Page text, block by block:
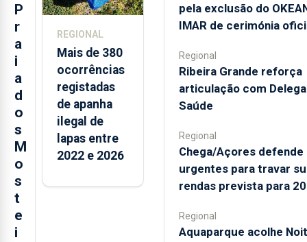
P
r
a
i
a
d
o
s
M
o
s
t
e
i
REGIONAL
Mais de 380
ocorrências
registadas
de apanha
ilegal de
lapas entre
2022 e 2026
pela exclusão do
IMAR de cerimónia
Regional
Ribeira Grande reforça
articulação com
Saúde
Regional
Chega/Açores defende
urgentes para travar
rendas prevista para
Regional
Aquaparque acolhe